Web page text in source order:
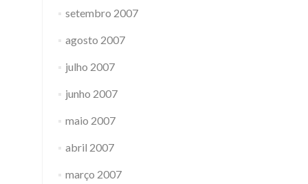
setembro 2007
agosto 2007
julho 2007
junho 2007
maio 2007
abril 2007
março 2007